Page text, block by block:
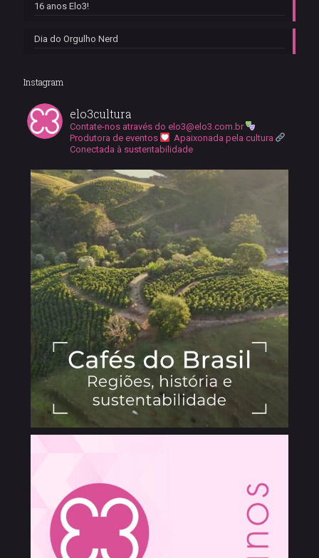
16 anos Elo3!
Dia do Orgulho Nerd
Instagram
elo3cultura
Contate-nos através do elo3@elo3.com.br
Produtora de eventos
Apaixonada pela cultura
Conectada à sustentabilidade